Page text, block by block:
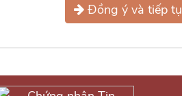
Đồng ý và tiếp